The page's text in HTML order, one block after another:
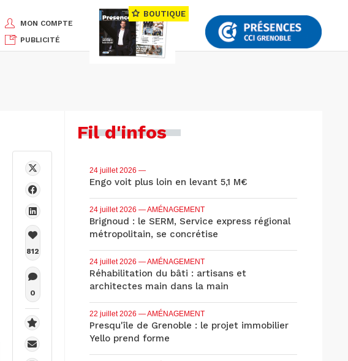
MON COMPTE
PUBLICITÉ
BOUTIQUE
812
0
Fil d'infos
24 juillet 2026 —
Engo voit plus loin en levant 5,1 M€
24 juillet 2026 — AMÉNAGEMENT
Brignoud : le SERM, Service express régional
métropolitain, se concrétise
24 juillet 2026 — AMÉNAGEMENT
Réhabilitation du bâti : artisans et
architectes main dans la main
22 juillet 2026 — AMÉNAGEMENT
Presqu'île de Grenoble : le projet immobilier
Yello prend forme